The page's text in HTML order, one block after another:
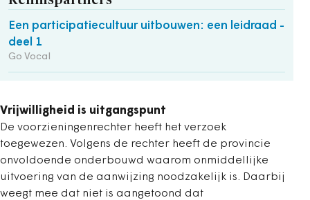
Een participatiecultuur uitbouwen: een leidraad -
deel 1
Go Vocal
Vrijwilligheid is uitgangspunt
De voorzieningenrechter heeft het verzoek
toegewezen. Volgens de rechter heeft de provincie
onvoldoende onderbouwd waarom onmiddellijke
uitvoering van de aanwijzing noodzakelijk is. Daarbij
weegt mee dat niet is aangetoond dat